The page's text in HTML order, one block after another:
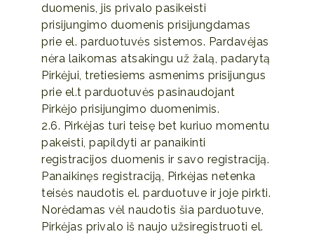
duomenis, jis privalo pasikeisti
prisijungimo duomenis prisijungdamas
prie el. parduotuvės sistemos. Pardavėjas
nėra laikomas atsakingu už žalą, padarytą
Pirkėjui, tretiesiems asmenims prisijungus
prie el.t parduotuvės pasinaudojant
Pirkėjo prisijungimo duomenimis.
2.6. Pirkėjas turi teisę bet kuriuo momentu
pakeisti, papildyti ar panaikinti
registracijos duomenis ir savo registraciją.
Panaikinęs registraciją, Pirkėjas netenka
teisės naudotis el. parduotuve ir joje pirkti.
Norėdamas vėl naudotis šia parduotuve,
Pirkėjas privalo iš naujo užsiregistruoti el.